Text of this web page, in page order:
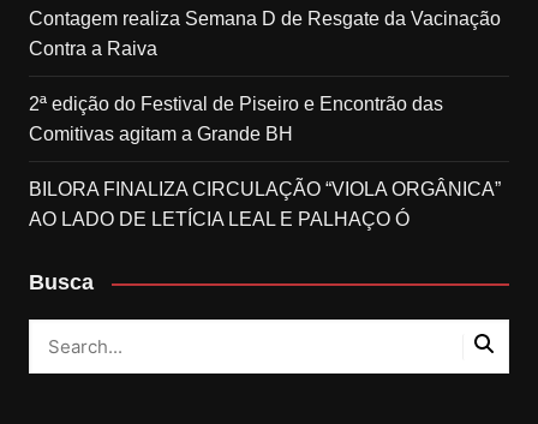
Contagem realiza Semana D de Resgate da Vacinação
Contra a Raiva
2ª edição do Festival de Piseiro e Encontrão das
Comitivas agitam a Grande BH
BILORA FINALIZA CIRCULAÇÃO “VIOLA ORGÂNICA”
AO LADO DE LETÍCIA LEAL E PALHAÇO Ó
Busca